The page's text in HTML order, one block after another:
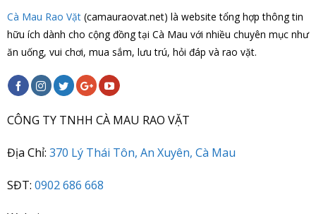
Cà Mau Rao Vặt (camauraovat.net) là website tổng hợp thông tin
hữu ích dành cho cộng đồng tại Cà Mau với nhiều chuyên mục như
ăn uống, vui chơi, mua sắm, lưu trú, hỏi đáp và rao vặt.
CÔNG TY TNHH CÀ MAU RAO VẶT
Địa Chỉ: 370 Lý Thái Tôn, An Xuyên, Cà Mau
SĐT: 0902 686 668